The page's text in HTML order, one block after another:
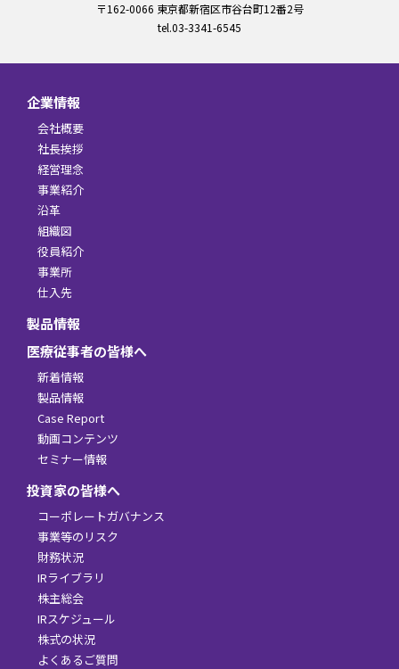
〒162-0066 東京都新宿区市谷台町12番2号
tel.03-3341-6545
企業情報
会社概要
社長挨拶
経営理念
事業紹介
沿革
組織図
役員紹介
事業所
仕入先
製品情報
医療従事者の皆様へ
新着情報
製品情報
Case Report
動画コンテンツ
セミナー情報
投資家の皆様へ
コーポレートガバナンス
事業等のリスク
財務状況
IRライブラリ
株主総会
IRスケジュール
株式の状況
よくあるご質問